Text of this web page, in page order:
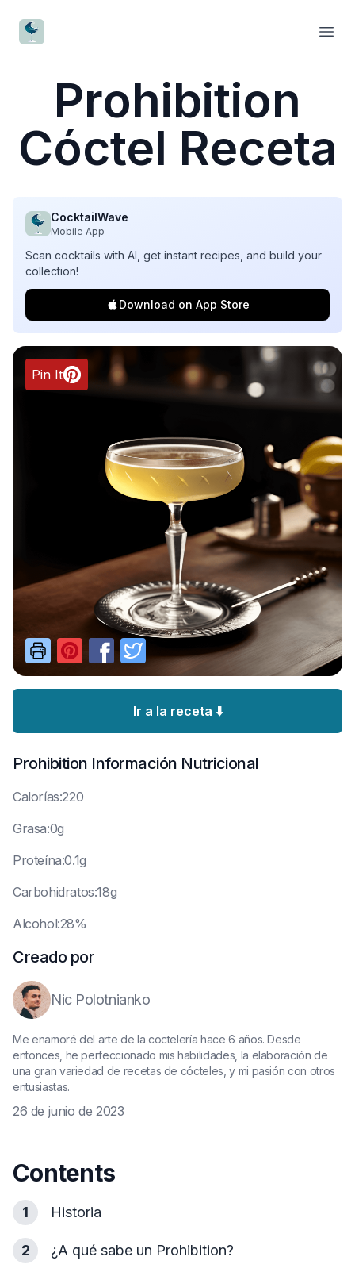
CocktailWave
Prohibition
Cóctel Receta
CocktailWave
Mobile App
Scan cocktails with AI, get instant recipes, and build your
collection!
Download on App Store
Pin It
Ir a la receta ⬇️
Prohibition Información Nutricional
Calorías:220
Grasa:0g
Proteína:0.1g
Carbohidratos:18g
Alcohol:28%
Creado por
Nic Polotnianko
Me enamoré del arte de la coctelería hace 6 años. Desde
entonces, he perfeccionado mis habilidades, la elaboración de
una gran variedad de recetas de cócteles, y mi pasión con otros
entusiastas.
26 de junio de 2023
Contents
1 Historia
2 ¿A qué sabe un Prohibition?